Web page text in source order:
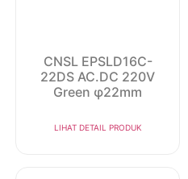
CNSL EPSLD16C-
22DS AC.DC 220V
Green φ22mm
LIHAT DETAIL PRODUK